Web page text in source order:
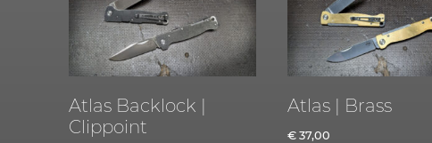
Atlas Backlock |
Clippoint
Atlas | Brass
€ 37,00